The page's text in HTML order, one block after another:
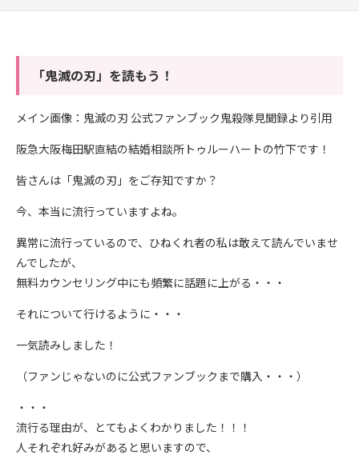
「鬼滅の刃」を読もう！
メイン画像：鬼滅の刃 公式ファンブック鬼殺隊見聞録より引用
阪急大阪梅田駅直結の結婚相談所トゥルーハートの竹下です！
皆さんは「鬼滅の刃」をご存知ですか？
今、本当に流行っていますよね。
異常に流行っているので、ひねくれ者の私は敢えて読んでいませ
んでしたが、
無料カウンセリング中にも頻繁に話題に上がる・・・
それについて行けるように・・・
一気読みしました！
（ファンじゃないのに公式ファンブックまで購入・・・）
・・・
流行る理由が、とてもよくわかりました！！！
人それぞれ好みがあると思いますので、